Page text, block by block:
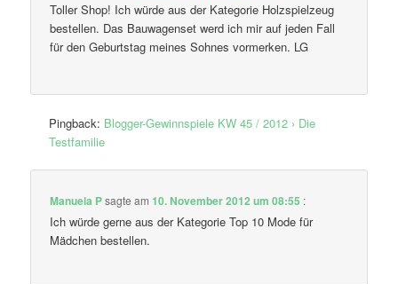
Toller Shop! Ich würde aus der Kategorie Holzspielzeug
bestellen. Das Bauwagenset werd ich mir auf jeden Fall
für den Geburtstag meines Sohnes vormerken. LG
Pingback: Blogger-Gewinnspiele KW 45 / 2012 › Die
Testfamilie
Manuela Psagte am10. November 2012 um 08:55 :
Ich würde gerne aus der Kategorie Top 10 Mode für
Mädchen bestellen.